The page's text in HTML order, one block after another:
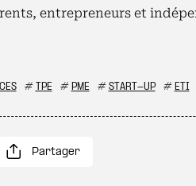
entrepreneurs et
# TPE # PME # START-UP # ETI
Partager